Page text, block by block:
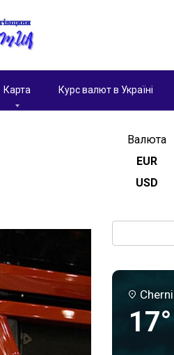
Карта Курс валют в Україні
Валюта
EUR
USD
17°